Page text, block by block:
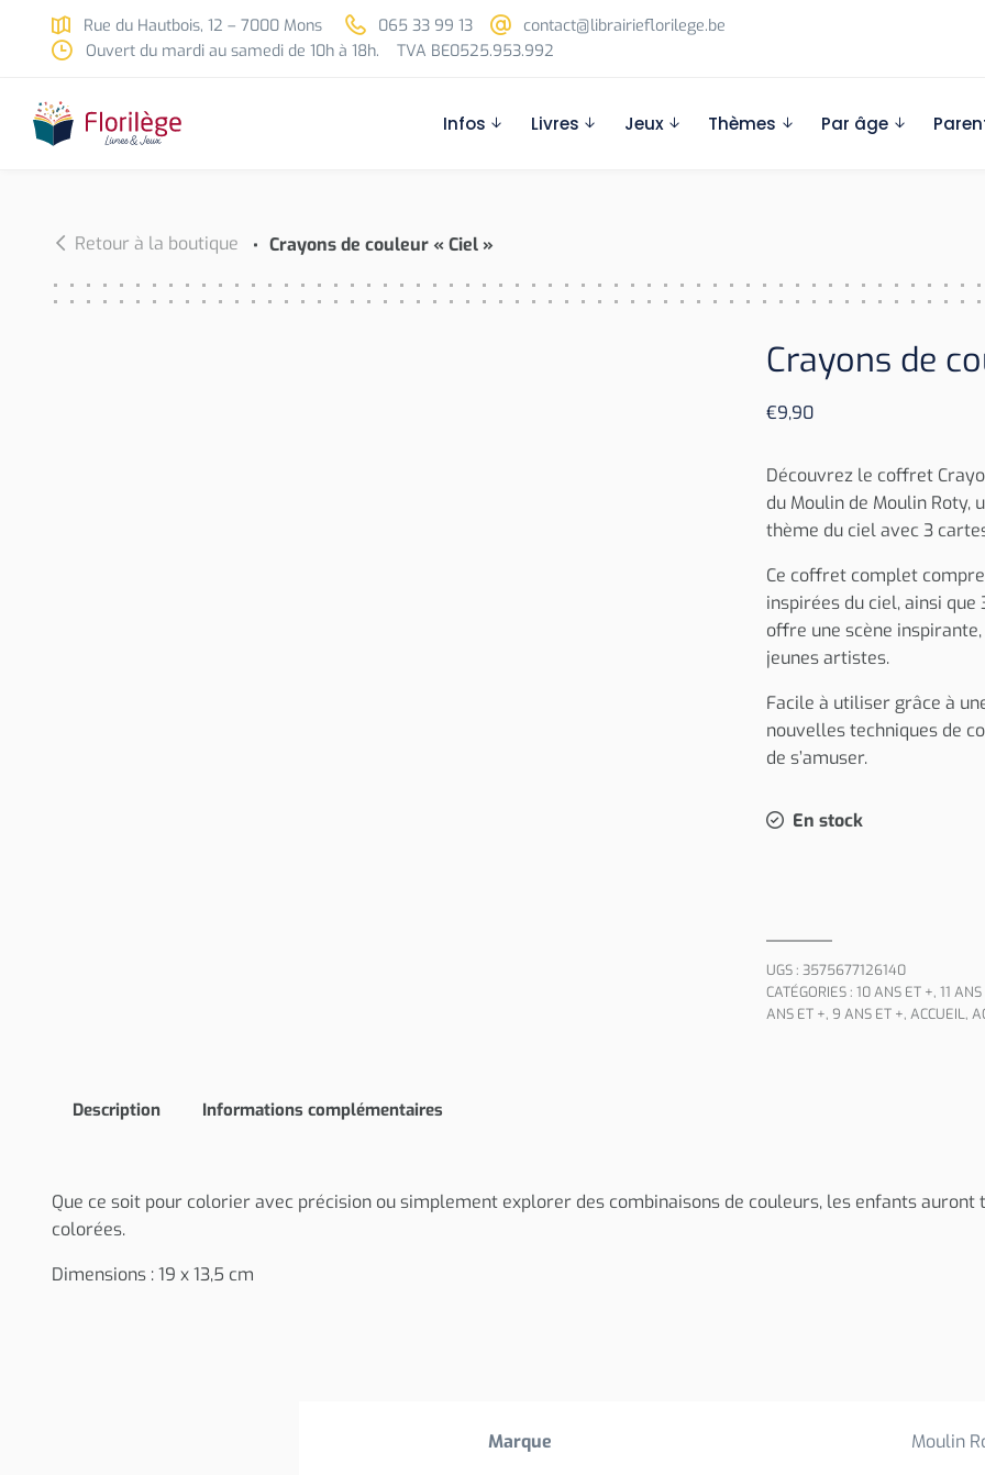
Skip to main content
Rue du Hautbois, 12 – 7000 Mons 065 33 99 13
contact@librairieflorilege.be
Ouvert du mardi au samedi de 10h à 18h.
TVA BE0525.953.992
Infos Livres Jeux Thèmes Par âge
Retour à la boutique Crayons de couleur « Ciel »
Crayons de
€9,90
Découvrez le coffret
du Moulin de Moulin
thème du ciel avec 3
Ce coffret complet
inspirées du ciel, ainsi
offre une scène
jeunes artistes.
Facile à utiliser grâce à
nouvelles techniques de
de s’amuser.
En stock
UGS : 3575677126140
CATÉGORIES : 10 ANS ET +, 11
ANS ET +, 9 ANS ET +, ACCUEIL,
Description Informations complémentaires
Que ce soit pour colorier avec précision ou simplement explorer des combinaisons de couleurs, les enfants
colorées.
Dimensions : 19 x 13,5 cm
Marque Moulin